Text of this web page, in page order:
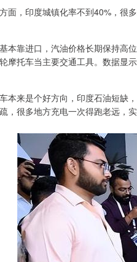
面，印度城镇化率不到40%，很
本靠进口，汽油价格长期保持高
摩托车当主要交通工具。数据显
本来是个好方向，印度石油短缺
，很多地方充电一次得跑老远，